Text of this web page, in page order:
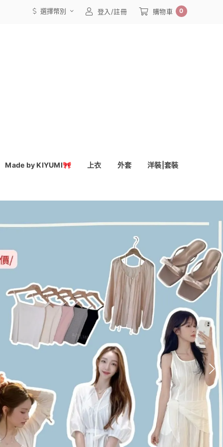
選擇幣別 登入/註冊 購物車 0
Made by KIYUMI🎀 上衣 外套 洋裝|套裝